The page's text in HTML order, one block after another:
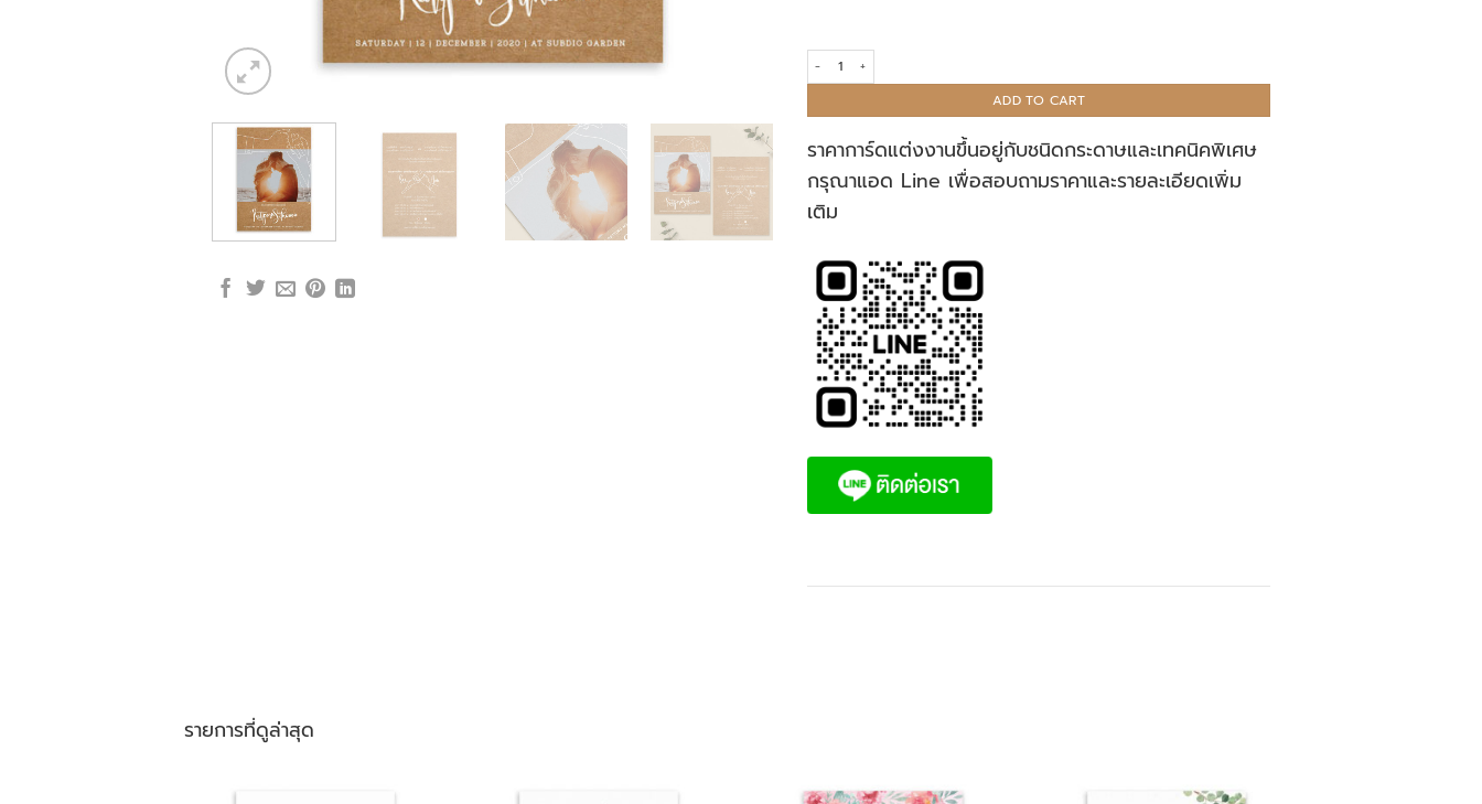
การ์ดแต่งงาน R19-121 quantity
ADD TO CART
ราคาการ์ดแต่งงานขึ้นอยู่กับชนิดกระดาษและเทคนิคพิเศษ
กรุณาแอด Line เพื่อสอบถามราคาและรายละเอียดเพิ่ม
เติม
รายการที่ดูล่าสุด